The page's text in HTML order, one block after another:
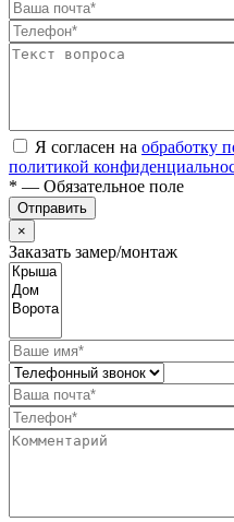
Я согласен на обработку
политикой
* — Обязательное поле
Отправить
×
Заказать замер/монтаж